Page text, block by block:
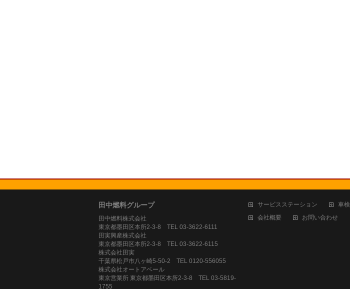
田中燃料グループ
田中燃料株式会社
東京都墨田区本所2-3-8 TEL 03-3622-6111
田実興産株式会社
東京都墨田区本所2-3-8 TEL 03-3622-6115
株式会社田実
千葉県松戸市八ヶ崎5-50-2 TEL 0120-556055
株式会社オートアベール
東京営業所 東京都墨田区本所2-3-8 TEL 03-5819-
1755
サービスステーション 車検
会社概要
お問い合わせ